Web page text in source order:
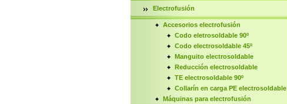
Electrofusión
Accesorios electrofusión
Codo eletrosoldable 90º
Codo electrosoldable 45º
Manguito electrosoldable
Reducción electrosoldable
TE electrosoldable 90º
Collarín en carga PE electrosoldable
Máquinas para electrofusión